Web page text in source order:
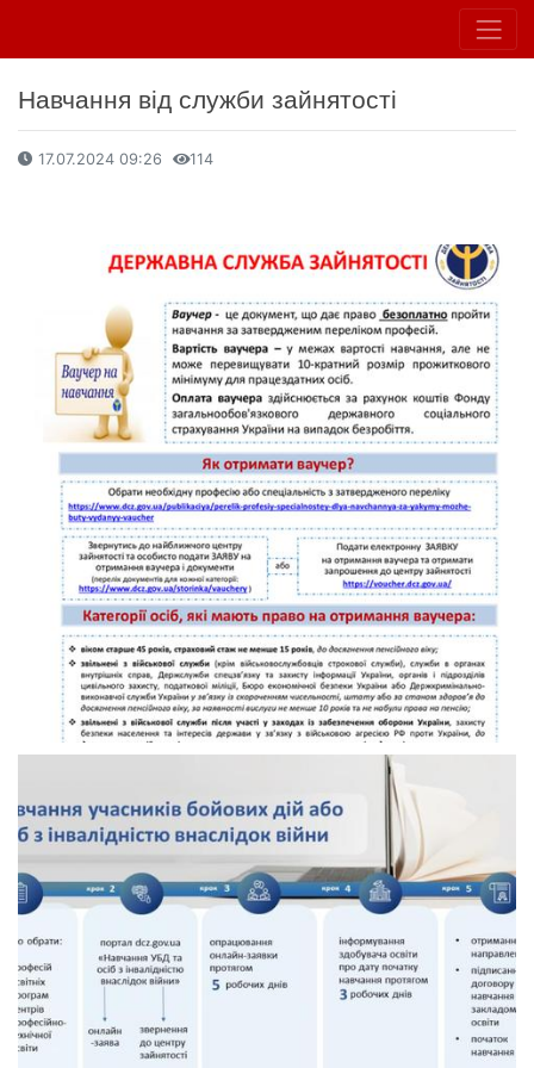
Навчання від служби зайнятості
17.07.2024 09:26 114